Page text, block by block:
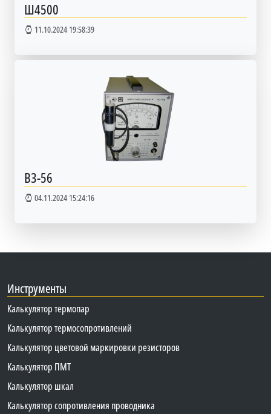
Ш4500
11.10.2024 19:58:39
В3-56
04.11.2024 15:24:16
Инструменты
Калькулятор термопар
Калькулятор термосопротивлений
Калькулятор цветовой маркировки резисторов
Калькулятор ПМТ
Калькулятор шкал
Калькулятор сопротивления проводника